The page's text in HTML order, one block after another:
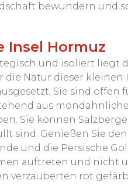
bewundern und
Insel Hormuz
und isoliert liegt
die Natur dieser kleinen
Sie sind offen
aus
Sie können
sind. Genießen Sie
und die Persische
auftreten und nicht
verzauberten rot